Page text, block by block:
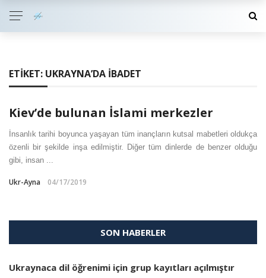
ETIKET: UKRAYNA’DA IBADET
Kiev’de bulunan İslami merkezler
İnsanlık tarihi boyunca yaşayan tüm inançların kutsal mabetleri oldukça
özenli bir şekilde inşa edilmiştir. Diğer tüm dinlerde de benzer olduğu
gibi, insan ...
Ukr-Ayna 04/17/2019
SON HABERLER
Ukraynaca dil öğrenimi için grup kayıtları açılmıştır